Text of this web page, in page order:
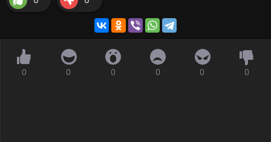
0 0 0 0 0 0